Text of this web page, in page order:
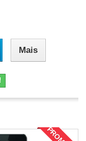
Mais